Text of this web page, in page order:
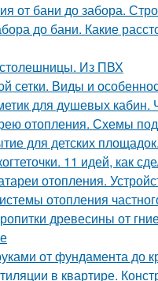
от бани до забора.
до бани. Какие
Из ПВХ
сетки. Виды и
для душевых
отопления. Схемы
для детских
11 идей, как
отопления.
отопления
древесины от
от фундамента до
в квартире.